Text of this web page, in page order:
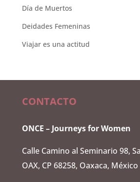
Día de Muertos
Deidades Femeninas
Viajar es una actitud
CONTACTO
ONCE – Journeys for Women
Calle Camino al Seminario 98,
OAX, CP 68258, Oaxaca, México